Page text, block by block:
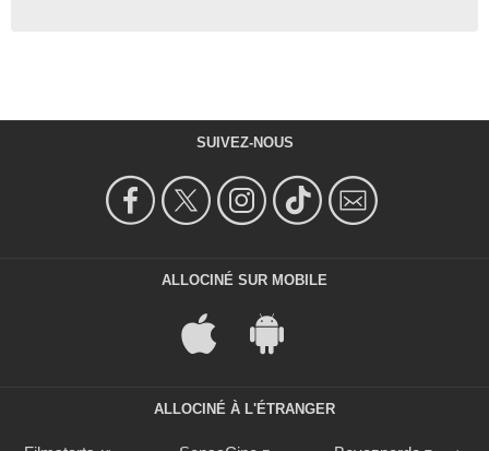
SUIVEZ-NOUS
ALLOCINÉ SUR MOBILE
ALLOCINÉ À L'ÉTRANGER